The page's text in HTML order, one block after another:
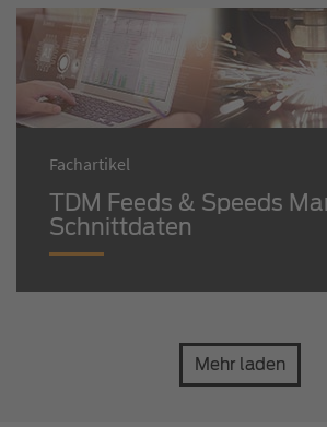
Fachartikel
TDM Feeds & Speeds
Schnittdaten
Mehr laden